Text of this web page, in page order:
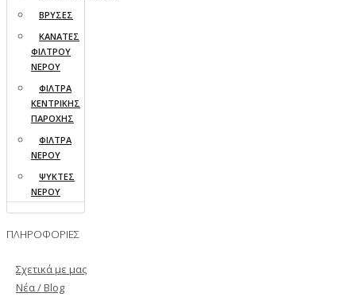
ΒΡΥΣΕΣ
ΚΑΝΑΤΕΣ
ΦΙΛΤΡΟΥ
ΝΕΡΟΥ
ΦΙΛΤΡΑ
ΚΕΝΤΡΙΚΗΣ
ΠΑΡΟΧΗΣ
ΦΙΛΤΡΑ
ΝΕΡΟΥ
ΨΥΚΤΕΣ
ΝΕΡΟΥ
ΠΛΗΡΟΦΟΡΙΕΣ
Σχετικά με μας
Νέα / Blog